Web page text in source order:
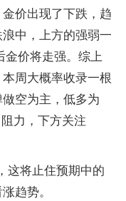
价出现了下跌，趋
中，上方的强弱一
金价将走强。综上
周大概率收录一根
空为主，低多为
力，下方关注
这将止住预期中的
趋势。